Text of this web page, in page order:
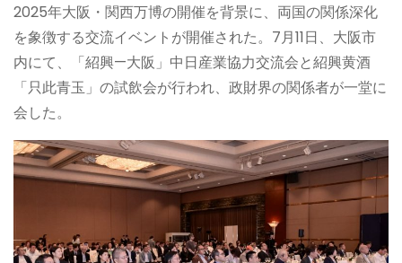
2025年大阪・関西万博の開催を背景に、両国の関係深化
を象徴する交流イベントが開催された。7月11日、大阪市
内にて、「紹興—大阪」中日産業協力交流会と紹興黄酒
「只此青玉」の試飲会が行われ、政財界の関係者が一堂に
会した。